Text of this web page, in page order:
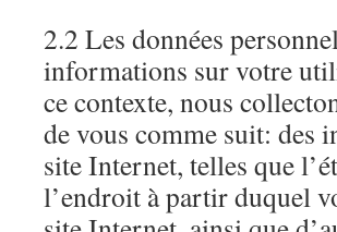
2.2 Les données
informations sur votre
ce contexte, nous
de vous comme suit: des
site Internet, telles que
l’endroit à partir duquel